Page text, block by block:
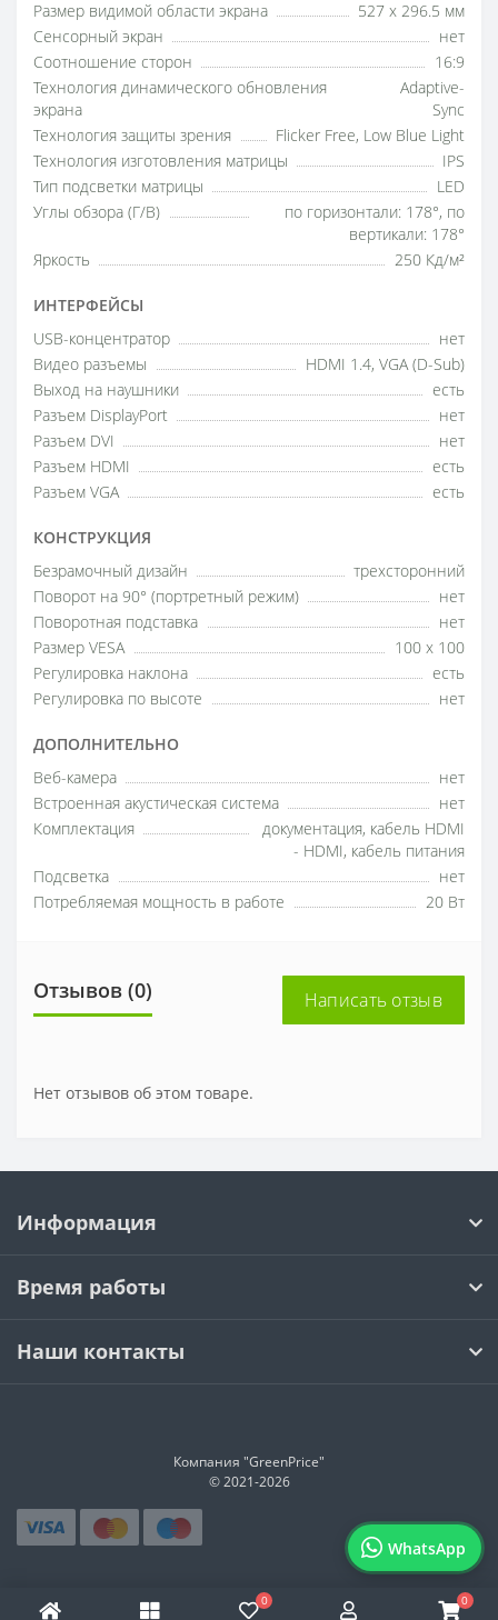
0 0
Размер видимой области экрана
527 x 296.5 мм
Сенсорный экран
нет
Соотношение сторон
16:9
Технология динамического обновления
экрана
Adaptive-
Sync
Технология защиты зрения
Flicker Free, Low Blue Light
Технология изготовления матрицы
IPS
Тип подсветки матрицы
LED
Углы обзора (Г/В)
по горизонтали: 178°, по
вертикали: 178°
Яркость
250 Кд/м²
ИНТЕРФЕЙСЫ
USB-концентратор
нет
Видео разъемы
HDMI 1.4, VGA (D-Sub)
Выход на наушники
есть
Разъем DisplayPort
нет
Разъем DVI
нет
Разъем HDMI
есть
Разъем VGA
есть
КОНСТРУКЦИЯ
Безрамочный дизайн
трехсторонний
Поворот на 90° (портретный режим)
нет
Поворотная подставка
нет
Размер VESA
100 x 100
Регулировка наклона
есть
Регулировка по высоте
нет
ДОПОЛНИТЕЛЬНО
Веб-камера
нет
Встроенная акустическая система
нет
Комплектация
документация, кабель HDMI
- HDMI, кабель питания
Подсветка
нет
Потребляемая мощность в работе
20 Вт
Отзывов (0) Написать отзыв
Нет отзывов об этом товаре.
WhatsApp
Информация
Время работы
Наши контакты
Компания "GreenPrice"
© 2021-2026